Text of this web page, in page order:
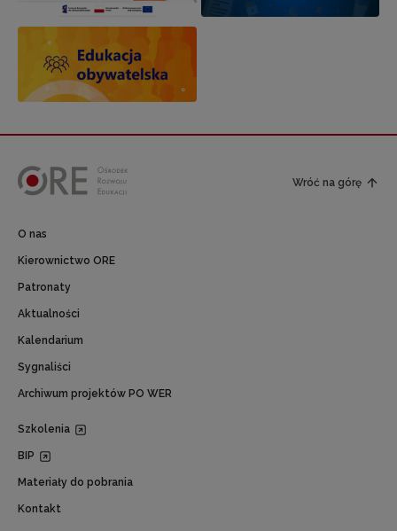
Wróć na górę
O nas
Kierownictwo ORE
Patronaty
Aktualności
Kalendarium
Sygnaliści
Archiwum projektów PO WER
Szkolenia
BIP
Materiały do pobrania
Kontakt